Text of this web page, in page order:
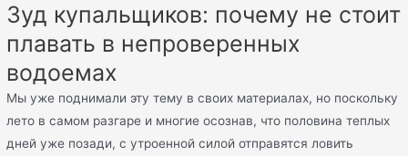
Зуд купальщиков: почему не стоит
плавать в непроверенных
водоемах
Мы уже поднимали эту тему в своих материалах, но поскольку
лето в самом разгаре и многие осознав, что половина теплых
дней уже позади, с утроенной силой отправятся ловить